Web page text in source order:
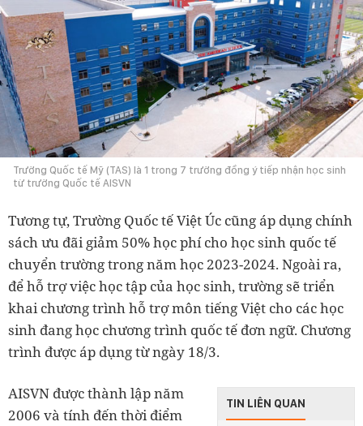
Trường Quốc tế Mỹ (TAS) là 1 trong 7 trường đồng ý tiếp nhận học sinh
từ trường Quốc tế AISVN
Tương tự, Trường Quốc tế Việt Úc cũng áp dụng chính
sách ưu đãi giảm 50% học phí cho học sinh quốc tế
chuyển trường trong năm học 2023-2024. Ngoài ra,
để hỗ trợ việc học tập của học sinh, trường sẽ triển
khai chương trình hỗ trợ môn tiếng Việt cho các học
sinh đang học chương trình quốc tế đơn ngữ. Chương
trình được áp dụng từ ngày 18/3.
TIN LIÊN QUAN
AISVN được thành lập năm
2006 và tính đến thời điểm